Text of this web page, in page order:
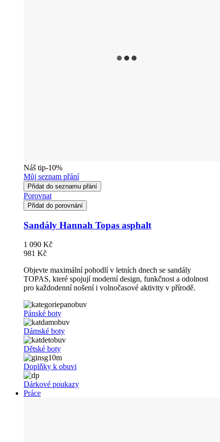
Náš tip-10%
Můj seznam přání
Přidat do seznamu přání
Porovnat
Přidat do porovnání
Sandály Hannah Topas asphalt
1 090 Kč
981 Kč
Objevte maximální pohodlí v letních dnech se sandály
TOPAS, které spojují moderní design, funkčnost a odolnost
pro každodenní nošení i volnočasové aktivity v přírodě.
Pánské boty
Dámské boty
Dětské boty
Doplňky k obuvi
Dárkové poukazy
Práce